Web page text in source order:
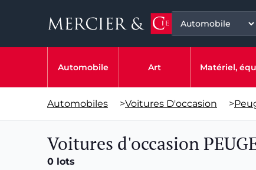
Automobile Art Matériel,
Automobiles >Voitures D'occasion >
Voitures d'occasion
0 lots